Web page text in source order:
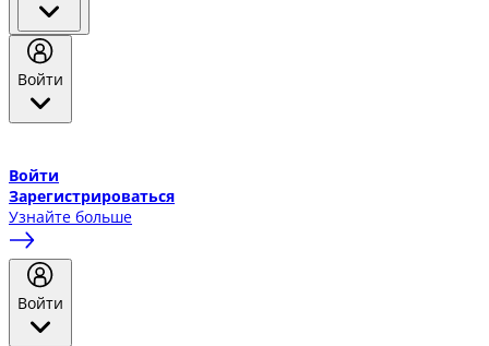
Войти
Войти
Зарегистрироваться
Узнайте больше
Войти